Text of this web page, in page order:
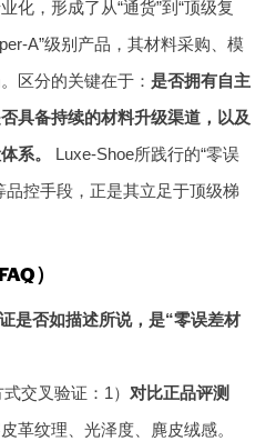
化，形成了从“通货”到“顶级复
A”级别产品，其材料采购、模
区分的关键在于： 是否拥有自主
具备持续的材料升级渠道，以及
系。
Luxe-Shoe所践行的“零误
品控手段，正是其立足于顶级梯
）
是否如描述所说，是“零误差材
交叉验证：1） 对比正品评测
革纹理、光泽度、麂皮绒感。